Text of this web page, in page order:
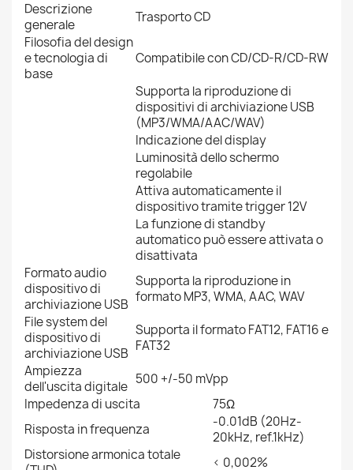
Descrizione
generale
Trasporto CD
Filosofia del design
e tecnologia di
base
Compatibile con CD/CD-R/CD-RW
Supporta la riproduzione di
dispositivi di archiviazione USB
(MP3/WMA/AAC/WAV)
Indicazione del display
Luminosità dello schermo
regolabile
Attiva automaticamente il
dispositivo tramite trigger 12V
La funzione di standby
automatico può essere attivata o
disattivata
Formato audio
dispositivo di
archiviazione USB
Supporta la riproduzione in
formato MP3, WMA, AAC, WAV
File system del
dispositivo di
archiviazione USB
Supporta il formato FAT12, FAT16 e
FAT32
Ampiezza
dell'uscita digitale 500 +/-50 mVpp
Impedenza di uscita
75Ω
Risposta in frequenza
-0.01dB (20Hz-
20kHz, ref.1kHz)
Distorsione armonica totale
< 0,002%